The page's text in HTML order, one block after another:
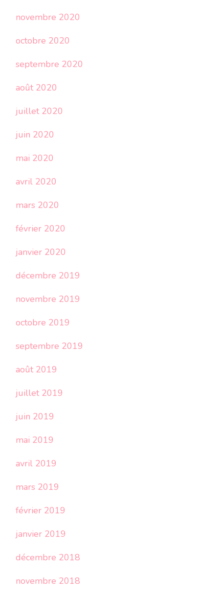
novembre 2020
octobre 2020
septembre 2020
août 2020
juillet 2020
juin 2020
mai 2020
avril 2020
mars 2020
février 2020
janvier 2020
décembre 2019
novembre 2019
octobre 2019
septembre 2019
août 2019
juillet 2019
juin 2019
mai 2019
avril 2019
mars 2019
février 2019
janvier 2019
décembre 2018
novembre 2018